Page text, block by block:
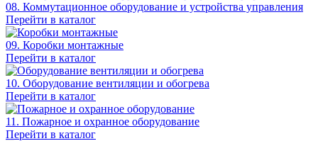
08. Коммутационное оборудование и устройства управления
Перейти в каталог
09. Коробки монтажные
Перейти в каталог
10. Оборудование вентиляции и обогрева
Перейти в каталог
11. Пожарное и охранное оборудование
Перейти в каталог